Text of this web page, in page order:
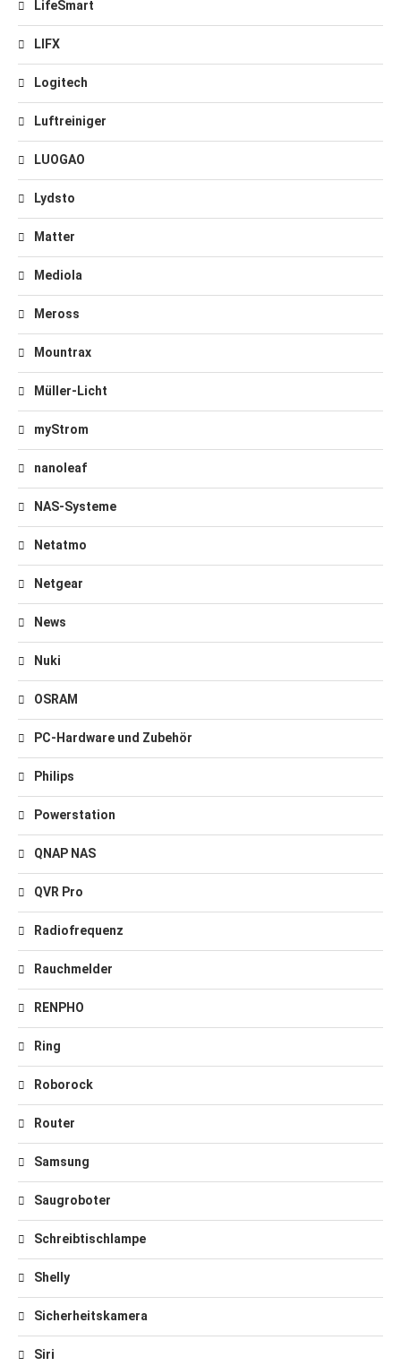
LifeSmart
LIFX
Logitech
Luftreiniger
LUOGAO
Lydsto
Matter
Mediola
Meross
Mountrax
Müller-Licht
myStrom
nanoleaf
NAS-Systeme
Netatmo
Netgear
News
Nuki
OSRAM
PC-Hardware und Zubehör
Philips
Powerstation
QNAP NAS
QVR Pro
Radiofrequenz
Rauchmelder
RENPHO
Ring
Roborock
Router
Samsung
Saugroboter
Schreibtischlampe
Shelly
Sicherheitskamera
Siri